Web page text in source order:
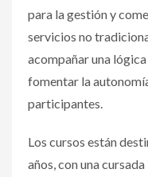
para la gestión y
servicios no
acompañar una
fomentar la
participantes.
Los cursos están
años, con una